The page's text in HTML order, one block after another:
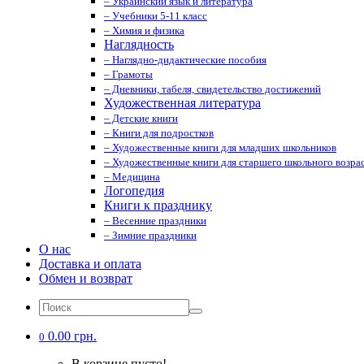
– Учебники 5-11 класс
– Химия и физика
Наглядность
– Наглядно-дидактические пособия
– Грамоты
– Дневники, табеля, свидетельство достижений
Художественная литература
– Детские книги
– Книги для подростков
– Художественные книги для младших школьников
– Художественные книги для старшего школьного
– Медицина
Логопедия
Книги к празднику
– Весенние праздники
– Зимние праздники
О нас
Доставка и оплата
Обмен и возврат
0 0.00 грн.